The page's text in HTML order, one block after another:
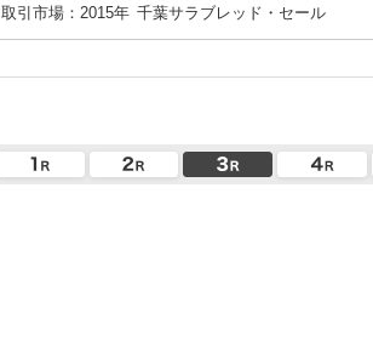
取引市場：2015年 千葉サラブレッド・セール